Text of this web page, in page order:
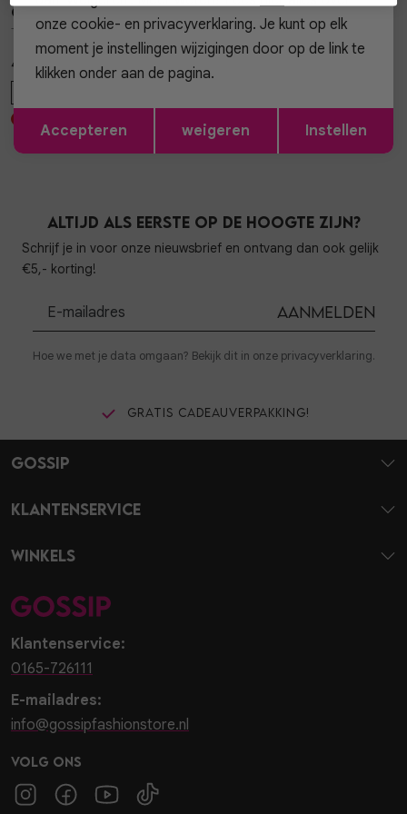
Gossip
TAS LAMOUR CLASSIC TAS LAMOUR
49,99
/2
JE15143 BANGLE MET STRETCH
Altijd als eerste op de hoogte zijn?
Schrijf je in voor onze nieuwsbrief en ontvang dan ook gelijk
€5,- korting!
Aanmelden
Hoe we met je data omgaan? Bekijk dit in onze privacyverklaring.
Gratis cadeauverpakking!
Klantenservice:
0165-726111
E-mailadres:
info@gossipfashionstore.nl
Volg ons
Gossip
Klantenservice
Winkels
Opslaan
onze cookie- en privacyverklaring. Je kunt op elk
moment je instellingen wijzigingen door op de link te
klikken onder aan de pagina.
Accepteren weigeren Instellen